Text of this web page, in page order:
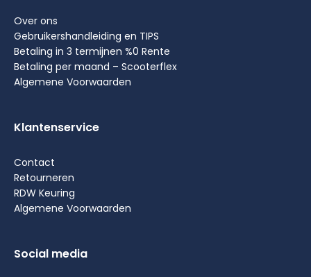
Over ons
Gebruikershandleiding en TIPS
Betaling in 3 termijnen %0 Rente
Betaling per maand – Scooterflex
Algemene Voorwaarden
Klantenservice
Contact
Retourneren
RDW Keuring
Algemene Voorwaarden
Social media